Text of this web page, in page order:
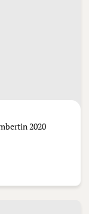
2020